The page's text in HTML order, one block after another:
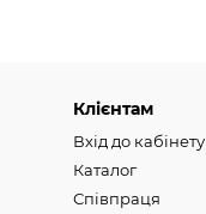
Клієнтам
Вхід до кабінету
Каталог
Співпраця